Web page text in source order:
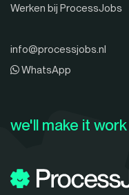
Werken bij ProcessJobs
info@processjobs.nl
WhatsApp
we'll make it work